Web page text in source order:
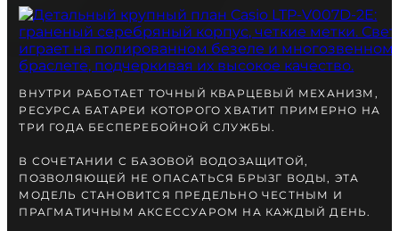
ВНУТРИ РАБОТАЕТ ТОЧНЫЙ КВАРЦЕВЫЙ МЕХАНИЗМ,
РЕСУРСА БАТАРЕИ КОТОРОГО ХВАТИТ ПРИМЕРНО НА
ТРИ ГОДА БЕСПЕРЕБОЙНОЙ СЛУЖБЫ.
В СОЧЕТАНИИ С БАЗОВОЙ ВОДОЗАЩИТОЙ,
ПОЗВОЛЯЮЩЕЙ НЕ ОПАСАТЬСЯ БРЫЗГ ВОДЫ, ЭТА
МОДЕЛЬ СТАНОВИТСЯ ПРЕДЕЛЬНО ЧЕСТНЫМ И
ПРАГМАТИЧНЫМ АКСЕССУАРОМ НА КАЖДЫЙ ДЕНЬ.